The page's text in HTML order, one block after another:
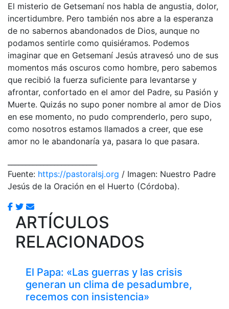
El misterio de Getsemaní nos habla de angustia, dolor,
incertidumbre. Pero también nos abre a la esperanza
de no sabernos abandonados de Dios, aunque no
podamos sentirle como quisiéramos. Podemos
imaginar que en Getsemaní Jesús atravesó uno de sus
momentos más oscuros como hombre, pero sabemos
que recibió la fuerza suficiente para levantarse y
afrontar, confortado en el amor del Padre, su Pasión y
Muerte. Quizás no supo poner nombre al amor de Dios
en ese momento, no pudo comprenderlo, pero supo,
como nosotros estamos llamados a creer, que ese
amor no le abandonaría ya, pasara lo que pasara.
Fuente: https://pastoralsj.org / Imagen: Nuestro Padre
Jesús de la Oración en el Huerto (Córdoba).
ARTÍCULOS
RELACIONADOS
El Papa: «Las guerras y las crisis
generan un clima de pesadumbre,
recemos con insistencia»